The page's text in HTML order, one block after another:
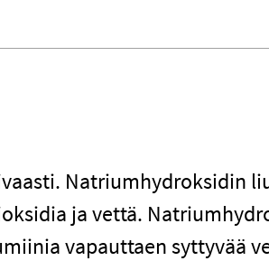
Natriumhydroksidin
ja vettä.
vapauttaen syttyvää